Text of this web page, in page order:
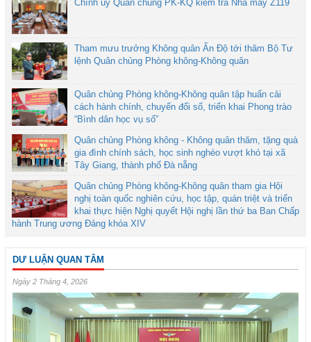
Chính ủy Quân chủng PK-KQ kiểm tra Nhà máy Z119
Tham mưu trưởng Không quân Ấn Độ tới thăm Bộ Tư
lệnh Quân chủng Phòng không-Không quân
Quân chủng Phòng không-Không quân tập huấn cải
cách hành chính, chuyển đổi số, triển khai Phong trào
“Bình dân học vụ số”
Quân chủng Phòng không - Không quân thăm, tặng quà
gia đình chính sách, học sinh nghèo vượt khó tại xã
Tây Giang, thành phố Đà nẵng
Quân chủng Phòng không-Không quân tham gia Hội
nghị toàn quốc nghiên cứu, học tập, quán triệt và triển
khai thực hiện Nghị quyết Hội nghị lần thứ ba Ban Chấp
hành Trung ương Đảng khóa XIV
DƯ LUẬN QUAN TÂM
Ngày 2 Tháng 4, 2026